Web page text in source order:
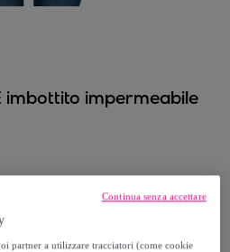
imbottito impermeabile
partner a utilizzare tracciatori (come cookie
Continua senza accettare